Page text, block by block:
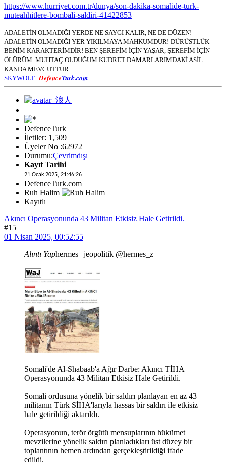
https://www.hurriyet.com.tr/dunya/son-dakika-somalide-turk-
muteahhitlere-bombali-saldiri-41422853
ADALETİN OLMADIĞI YERDE NE SAYGI KALIR, NE DE DÜZEN!
ADALETİN OLMADIĞI YER YIKILMAYA MAHKUMDUR! DÜRÜSTLÜK
BENİM KARAKTERİMDİR! BEN ŞEREFİM İÇİN YAŞAR, ŞEREFİM İÇİN
ÖLÜRÜM. MUHTAÇ OLDUĞUM KUDRET DAMARLARIMDAKİ ASİL
KANDA MEVCUTTUR.
SKYWOLF... DefenceTurk.com
DefenceTurk
İletiler: 1,509
Üyeler No :62972
Durumu:Çevrimdışı
Kayıt Tarihi
21 Ocak 2025, 21:46:26
DefenceTurk.com
Ruh Halim
Kayıtlı
Akıncı Operasyonunda 43 Militan Etkisiz Hale Getirildi.
#15
01 Nisan 2025, 00:52:55
Alıntı Yaphermes | jeopolitik @hermes_z
Somali'de Al-Shabaab'a Ağır Darbe: Akıncı TİHA
Operasyonunda 43 Militan Etkisiz Hale Getirildi.
Somali ordusuna yönelik bir saldırı planlayan en az 43
militanın Türk SİHA'larıyla hassas bir saldırı ile etkisiz
hale getirildiği aktarıldı.
Operasyonun, terör örgütü mensuplarının hükümet
mevzilerine yönelik saldırı planladıkları üst düzey bir
toplantının hemen ardından gerçekleştirildiği ifade
edildi.